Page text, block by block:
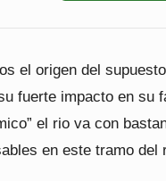
el origen del
fuerte impacto en su
el rio va con
en este tramo del